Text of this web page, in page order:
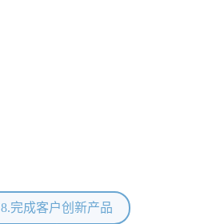
8.完成客户创新产品